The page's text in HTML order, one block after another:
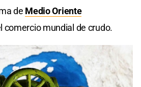
de Medio Oriente
comercio mundial de crudo.